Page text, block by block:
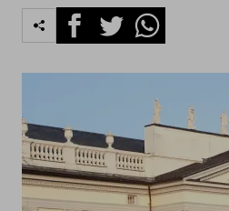
FacebookTwitterWhatsapp